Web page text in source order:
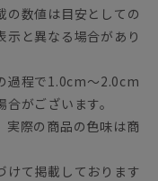
数値は目安としての
示と異なる場合があり
過程で1.0cm～2.0cm
がございます。
際の商品の色味は商
て掲載しております